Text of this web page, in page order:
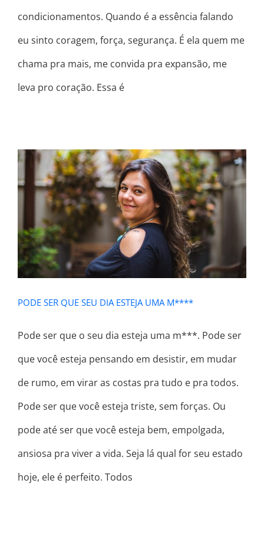
condicionamentos. Quando é a essência falando
eu sinto coragem, força, segurança. É ela quem me
chama pra mais, me convida pra expansão, me
leva pro coração. Essa é
PODE SER QUE SEU DIA ESTEJA UMA
M****
PODE SER QUE SEU DIA ESTEJA UMA M****
Pode ser que o seu dia esteja uma m***. Pode ser
que você esteja pensando em desistir, em mudar
de rumo, em virar as costas pra tudo e pra todos.
Pode ser que você esteja triste, sem forças. Ou
pode até ser que você esteja bem, empolgada,
ansiosa pra viver a vida. Seja lá qual for seu estado
hoje, ele é perfeito. Todos